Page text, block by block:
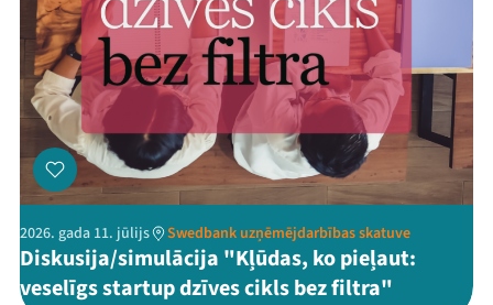
2026. gada 11. jūlijs Swedbank uzņēmējdarbības skatuve
Diskusija/simulācija "Kļūdas, ko pieļaut:
veselīgs startup dzīves cikls bez filtra"